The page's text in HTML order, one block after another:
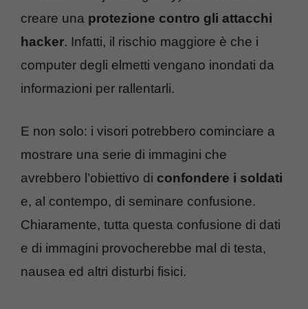
creare una protezione contro gli attacchi
hacker. Infatti, il rischio maggiore è che i
computer degli elmetti vengano inondati da
informazioni per rallentarli.
E non solo: i visori potrebbero cominciare a
mostrare una serie di immagini che
avrebbero l’obiettivo di confondere i soldati
e, al contempo, di seminare confusione.
Chiaramente, tutta questa confusione di dati
e di immagini provocherebbe mal di testa,
nausea ed altri disturbi fisici.